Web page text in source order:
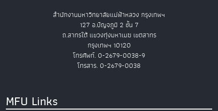
สำนักงานมหาวิทยาลัยแม่ฟ้าหลวง กรุงเทพฯ
127 อ.ปัญจภูมิ 2 ชั้น 7
ถ.สาทรใต้ แขวงทุ่งมหาเมฆ เขตสาทร
กรุงเทพฯ 10120
โทรศัพท์. 0-2679-0038-9
โทรสาร. 0-2679-0038
MFU Links